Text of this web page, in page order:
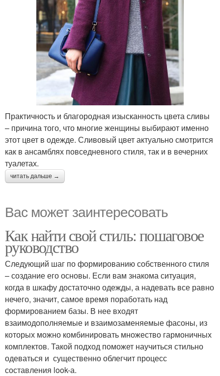
Практичность и благородная изысканность цвета сливы
– причина того, что многие женщины выбирают именно
этот цвет в одежде. Сливовый цвет актуально смотрится
как в ансамблях повседневного стиля, так и в вечерних
туалетах.
читать дальше →
Вас может заинтересовать
Как найти свой стиль: пошаговое
руководство
Следующий шаг по формированию собственного стиля
– создание его основы. Если вам знакома ситуация,
когда в шкафу достаточно одежды, а надевать все равно
нечего, значит, самое время поработать над
формированием базы. В нее входят
взаимодополняемые и взаимозаменяемые фасоны, из
которых можно комбинировать множество гармоничных
комплектов. Такой подход поможет научиться стильно
одеваться и существенно облегчит процесс
составления look-а.